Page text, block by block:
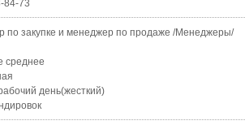
84-73
по закупке и менеджер по продаже /Менеджеры/
среднее
день(жесткий)